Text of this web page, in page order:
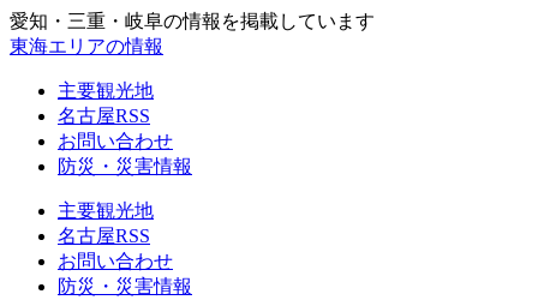
愛知・三重・岐阜の情報を掲載しています
東海エリアの情報
主要観光地
名古屋RSS
お問い合わせ
防災・災害情報
主要観光地
名古屋RSS
お問い合わせ
防災・災害情報